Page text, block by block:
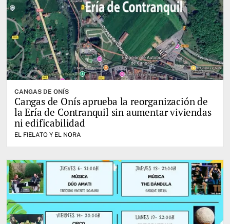
CANGAS DE ONÍS
Cangas de Onís aprueba la reorganización de
la Ería de Contranquil sin aumentar viviendas
ni edificabilidad
EL FIELATO Y EL NORA